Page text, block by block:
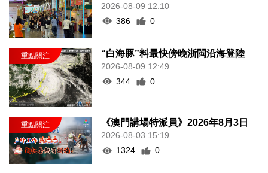
2026-08-09 12:10
386
0
“白海豚”料最快傍晚浙閩沿海登陸
2026-08-09 12:49
344
0
《澳門講場特派員》2026年8月3日
2026-08-03 15:19
1324
0